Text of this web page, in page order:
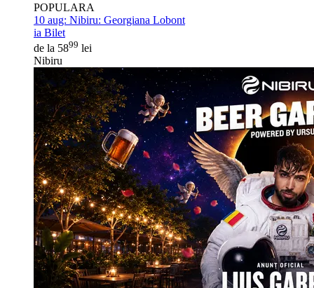
POPULARA
10 aug: Nibiru: Georgiana Lobont
ia Bilet
de la 5899 lei
Nibiru